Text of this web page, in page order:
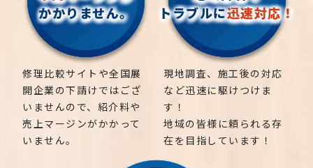
かかりません。
修理比較サイトや全国展
開企業の下請けではござ
いませんので、紹介料や
売上マージンがかかって
いません。
トラブルに迅速対応！
現地調査、施工後の対応
など迅速に駆けつけま
す！
地域の皆様に頼られる存
在を目指しています！